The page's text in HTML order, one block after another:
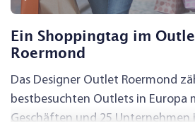
Ein Shoppingtag im
Roermond
Das Designer Outlet Roermond
bestbesuchten Outlets in Europa
Geschäften und 25 Unternehmen